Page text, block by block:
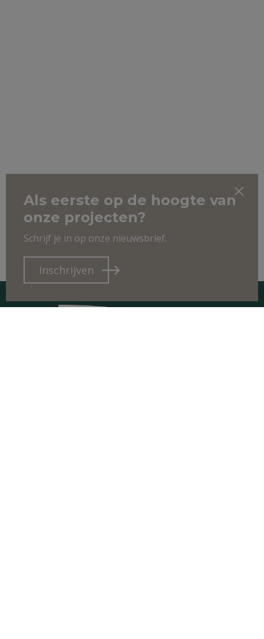
Als eerste op de hoogte van
onze projecten?
Schrijf je in op onze nieuwsbrief.
Inschrijven